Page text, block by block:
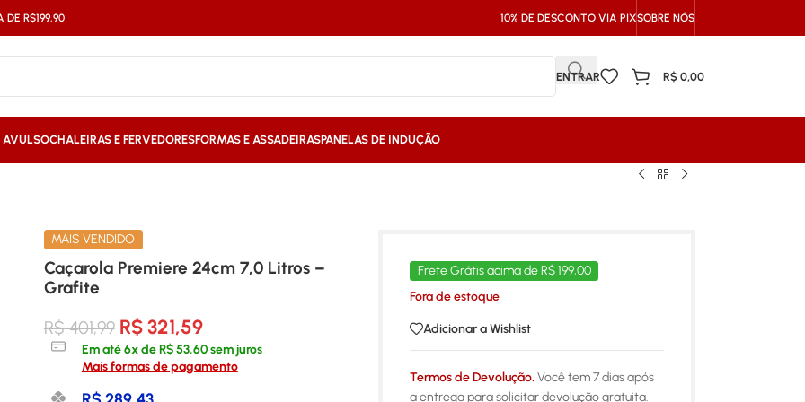
DE R$199,90 10% DE DESCONTO VIA PIXSOBRE NÓS
ENTRAR R$ 0,00
AVULSOCHALEIRAS E FERVEDORESFORMAS E ASSADEIRASPANELAS DE INDUÇÃO
MAIS VENDIDO
Caçarola Premiere 24cm 7,0 Litros –
Grafite
R$401,99 R$321,59
Em até6x deR$53,60sem juros
Mais formas de pagamento
Frete Grátis acima de R$ 199,00
Fora de estoque
Adicionar a Wishlist
Termos de Devolução. Você tem 7 dias após
a entrega para solicitar devolução gratuita.